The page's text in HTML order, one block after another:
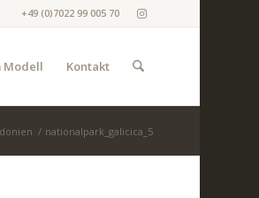
+49 (0)7022 99 005 70
Modell Kontakt
/ nationalpark_galicica_5